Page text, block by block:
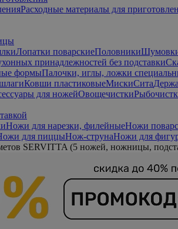
Расходные материалы для
Лопатки поварскиеПоловники
принадлежностей без подставки
формыПалочки, иглы, ложки
Ковши пластиковыеМискиСита
для ножейОвощечистки
Ножи для нарезки, филейныеНожи
для пиццыНож-струнаНожи для
SERVITTA (5 ножей, ножницы,